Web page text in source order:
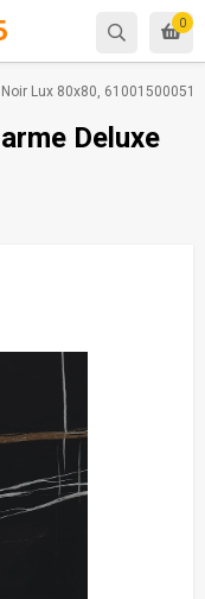
0
Lux 80x80, 610015000513
Deluxe